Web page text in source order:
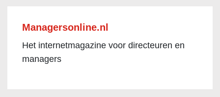
Managersonline.nl
Het internetmagazine voor directeuren en
managers